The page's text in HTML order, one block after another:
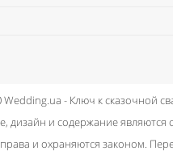
- Ключ к сказочной
дизайн и содержание являются
и охраняются законом.